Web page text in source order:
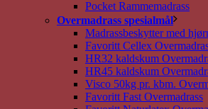
Pocket Rammemadrass
Overmadrass spesialmål
Madrassbeskytter med
Favoritt Cellex
HR32 kaldskum
HR45 kaldskum
Visco 50kg pr. kbm.
Favoritt Fast Overmadrass